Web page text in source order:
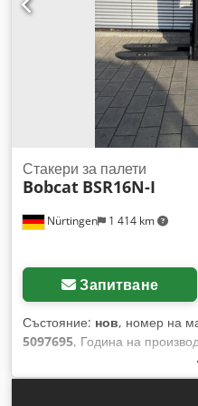
Nürtingen 1 414 km
Стакери за палети
Bobcat BSR16N-I
Запитване
Състояние: нов, номер на
5097695, Година на
, височина на
повдигане:1 400 мм,